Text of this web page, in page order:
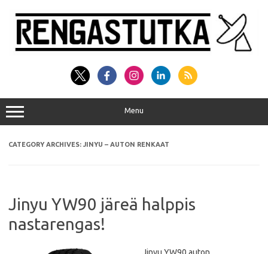
content
Menu
CATEGORY ARCHIVES: JINYU – AUTON RENKAAT
Jinyu YW90 järeä halppis
nastarengas!
Jinyu YW90 auton